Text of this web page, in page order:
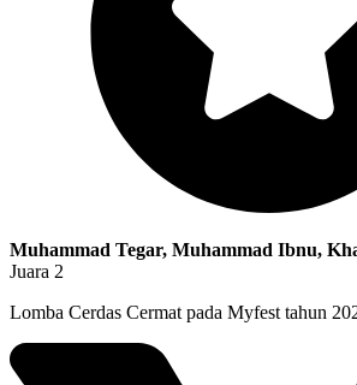
Muhammad Tegar, Muhammad Ibnu,
Juara 2
Lomba Cerdas Cermat pada Myfest tahun